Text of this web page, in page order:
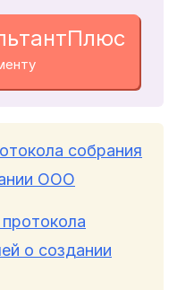
собрания
ООО
о создании